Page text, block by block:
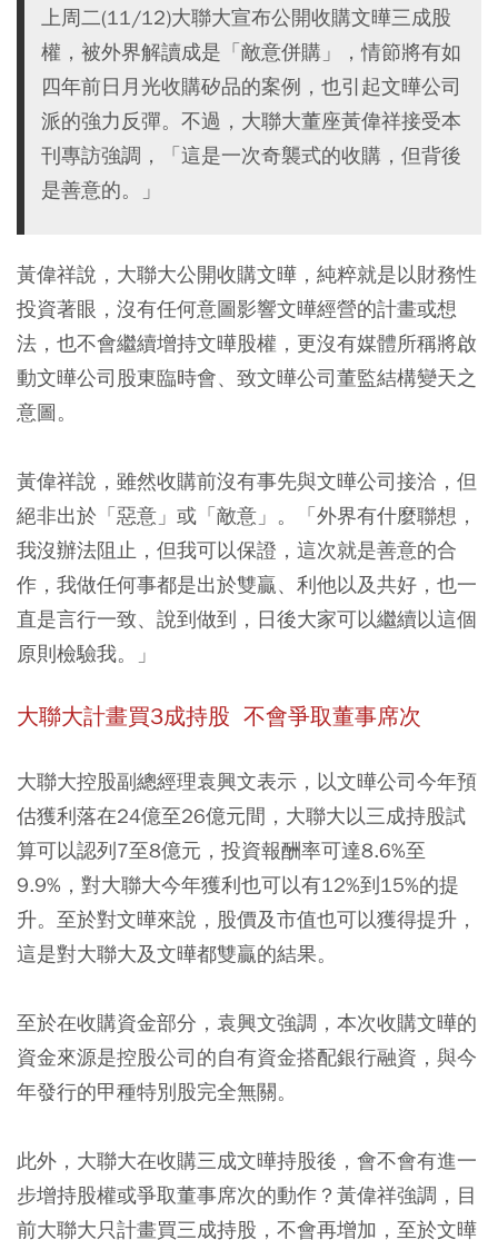
上周二(11/12)大聯大宣布公開收購文曄三成股
權，被外界解讀成是「敵意併購」，情節將有如
四年前日月光收購矽品的案例，也引起文曄公司
派的強力反彈。不過，大聯大董座黃偉祥接受本
刊專訪強調，「這是一次奇襲式的收購，但背後
是善意的。」
黃偉祥說，大聯大公開收購文曄，純粹就是以財務性
投資著眼，沒有任何意圖影響文曄經營的計畫或想
法，也不會繼續增持文曄股權，更沒有媒體所稱將啟
動文曄公司股東臨時會、致文曄公司董監結構變天之
意圖。
黃偉祥說，雖然收購前沒有事先與文曄公司接洽，但
絕非出於「惡意」或「敵意」。「外界有什麼聯想，
我沒辦法阻止，但我可以保證，這次就是善意的合
作，我做任何事都是出於雙贏、利他以及共好，也一
直是言行一致、說到做到，日後大家可以繼續以這個
原則檢驗我。」
大聯大計畫買3成持股 不會爭取董事席次
大聯大控股副總經理袁興文表示，以文曄公司今年預
估獲利落在24億至26億元間，大聯大以三成持股試
算可以認列7至8億元，投資報酬率可達8.6%至
9.9%，對大聯大今年獲利也可以有12%到15%的提
升。至於對文曄來說，股價及市值也可以獲得提升，
這是對大聯大及文曄都雙贏的結果。
至於在收購資金部分，袁興文強調，本次收購文曄的
資金來源是控股公司的自有資金搭配銀行融資，與今
年發行的甲種特別股完全無關。
此外，大聯大在收購三成文曄持股後，會不會有進一
步增持股權或爭取董事席次的動作？黃偉祥強調，目
前大聯大只計畫買三成持股，不會再增加，至於文曄